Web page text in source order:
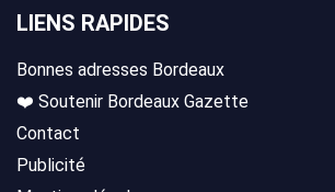
LIENS RAPIDES
Bonnes adresses Bordeaux
❤️ Soutenir Bordeaux Gazette
Contact
Publicité